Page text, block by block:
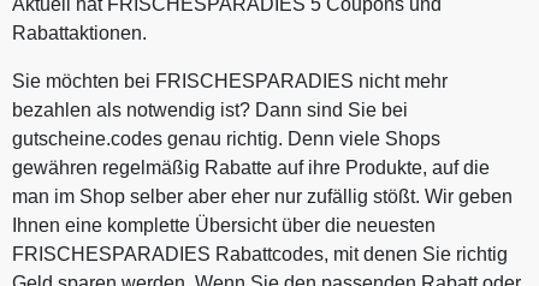
Rabattaktionen.
Sie möchten bei FRISCHESPARADIES nicht mehr
bezahlen als notwendig ist? Dann sind Sie bei
gutscheine.codes genau richtig. Denn viele Shops
gewähren regelmäßig Rabatte auf ihre Produkte, auf die
man im Shop selber aber eher nur zufällig stößt. Wir geben
Ihnen eine komplette Übersicht über die neuesten
FRISCHESPARADIES Rabattcodes, mit denen Sie richtig